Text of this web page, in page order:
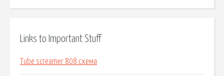
Links to Important Stuff
Tube screamer 808 схема